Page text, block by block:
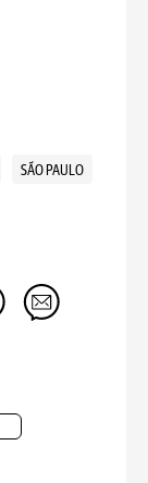
SÃO PAULO